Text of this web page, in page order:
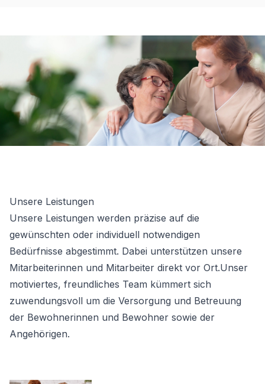
Unsere Leistungen
Unsere Leistungen werden präzise auf die
gewünschten oder individuell notwendigen
Bedürfnisse abgestimmt. Dabei unterstützen unsere
Mitarbeiterinnen und Mitarbeiter direkt vor Ort.Unser
motiviertes, freundliches Team kümmert sich
zuwendungsvoll um die Versorgung und Betreuung
der Bewohnerinnen und Bewohner sowie der
Angehörigen.